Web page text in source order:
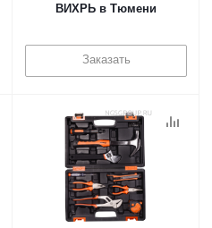
ВИХРЬ в Тюмени
Заказать